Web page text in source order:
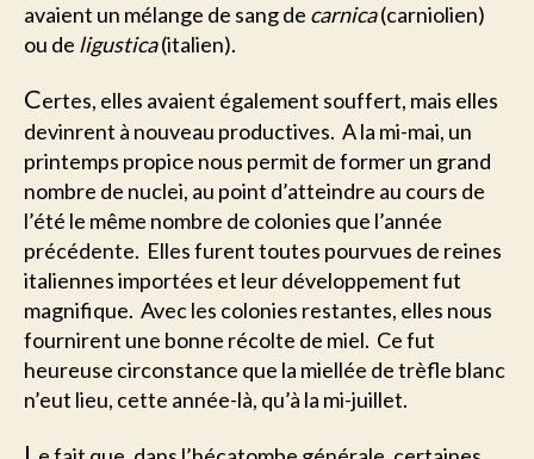
avaient un mélange de sang de carnica(carniolien)
ou de ligustica(italien).
Certes, elles avaient également souffert, mais elles
devinrent à nouveau productives. A la mi-mai, un
printemps propice nous permit de former un grand
nombre de nuclei, au point d’atteindre au cours de
l’été le même nombre de colonies que l’année
précédente. Elles furent toutes pourvues de reines
italiennes importées et leur développement fut
magnifique. Avec les colonies restantes, elles nous
fournirent une bonne récolte de miel. Ce fut
heureuse circonstance que la miellée de trèfle blanc
n’eut lieu, cette année-là, qu’à la mi-juillet.